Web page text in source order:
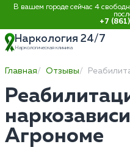
В вашем городе сейчас 4
+7
Наркология 24/7
Наркологическая клиника
Главная Отзывы
Агрономе